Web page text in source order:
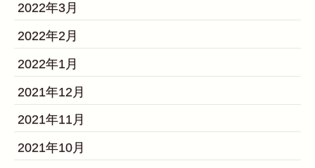
2022年3月
2022年2月
2022年1月
2021年12月
2021年11月
2021年10月